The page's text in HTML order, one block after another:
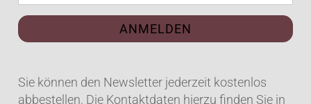
ANMELDEN
Sie können den Newsletter jederzeit kostenlos
abbestellen. Die Kontaktdaten hierzu finden Sie in